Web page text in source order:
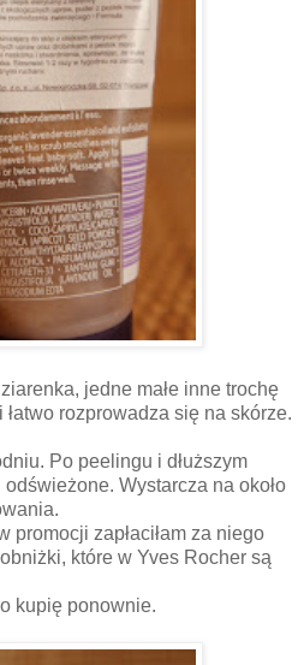
jedne małe inne trochę
rozprowadza się na skórze.
Po peelingu i dłuższym
Wystarcza na około
promocji zapłaciłam za niego
które w Yves Rocher są
kupię ponownie.